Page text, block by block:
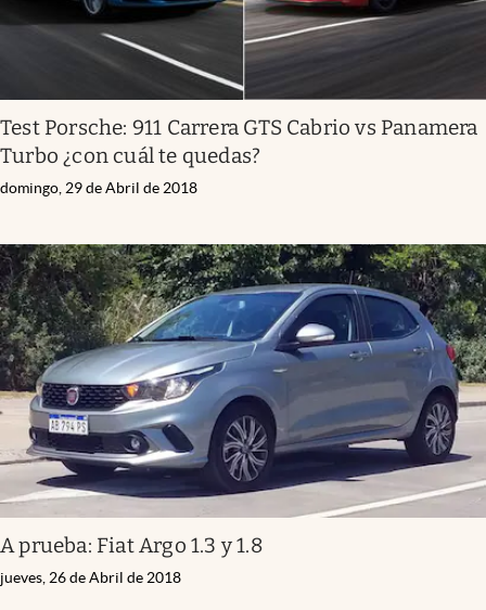
Test Porsche: 911 Carrera GTS Cabrio vs Panamera
Turbo ¿con cuál te quedas?
domingo, 29 de Abril de 2018
A prueba: Fiat Argo 1.3 y 1.8
jueves, 26 de Abril de 2018